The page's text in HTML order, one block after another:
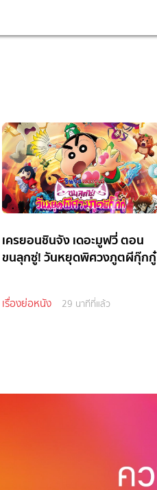
เครยอนชินจัง เดอะมูฟวี่ ตอน
ขนลุกซู่! วันหยุดพิศวงภูตผีกุ๊กกู๋
เรื่องย่อหนัง 29 นาทีที่แล้ว